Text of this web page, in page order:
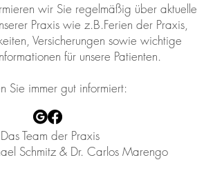
wir Sie regelmäßig über aktuelle
Praxis wie z.B.Ferien der Praxis,
Versicherungen sowie wichtige
für unsere Patienten.
Sie immer gut informiert:
Das Team der Praxis
Schmitz & Dr. Carlos Marengo